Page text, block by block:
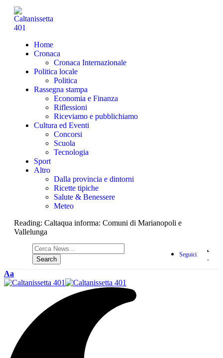
Home
Cronaca
Cronaca Internazionale
Politica locale
Politica
Rassegna stampa
Economia e Finanza
Riflessioni
Riceviamo e pubblichiamo
Cultura ed Eventi
Concorsi
Scuola
Tecnologia
Sport
Altro
Dalla provincia e dintorni
Ricette tipiche
Salute & Benessere
Meteo
Reading: Caltaqua informa: Comuni di Marianopoli e
Vallelunga
Seguici
Aa